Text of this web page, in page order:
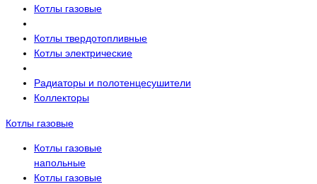
Котлы газовые
Котлы твердотопливные
Котлы электрические
Радиаторы и полотенцесушители
Коллекторы
Котлы газовые
Котлы газовые
напольные
Котлы газовые